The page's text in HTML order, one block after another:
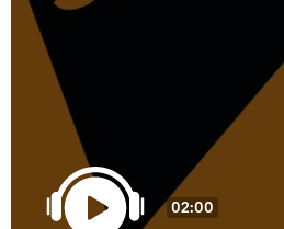
02:00